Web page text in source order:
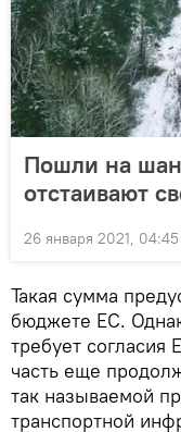
Пошли на
отстаивают
26 января 2021, 04:45
Такая сумма
бюджете ЕС.
требует согласия
часть еще
так называемой
транспортной